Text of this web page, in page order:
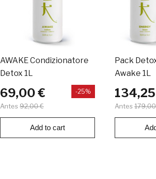
AWAKE Condizionatore
Detox 1L
69,00 €
Antes 92,00 €
-25%
Add to cart
Pack
Awake 1L
Antes